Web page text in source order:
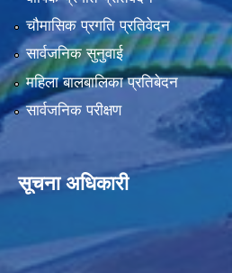
चौमासिक प्रगति प्रतिवेदन
सार्वजनिक सुनुवाई
महिला बालबालिका प्रतिबेदन
सार्वजनिक परीक्षण
सूचना अधिकारी